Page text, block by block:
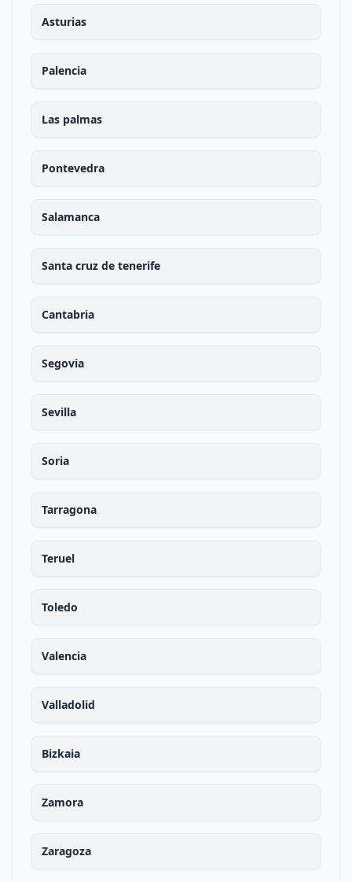
Asturias
Palencia
Las palmas
Pontevedra
Salamanca
Santa cruz de tenerife
Cantabria
Segovia
Sevilla
Soria
Tarragona
Teruel
Toledo
Valencia
Valladolid
Bizkaia
Zamora
Zaragoza